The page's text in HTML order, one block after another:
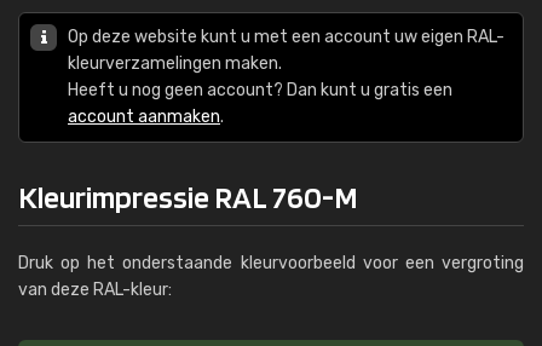
Op deze website kunt u met een account uw eigen RAL-
kleurverzamelingen maken.
Heeft u nog geen account? Dan kunt u gratis een
account aanmaken.
Kleurimpressie RAL 760-M
Druk op het onderstaande kleurvoorbeeld voor een vergroting
van deze RAL-kleur: